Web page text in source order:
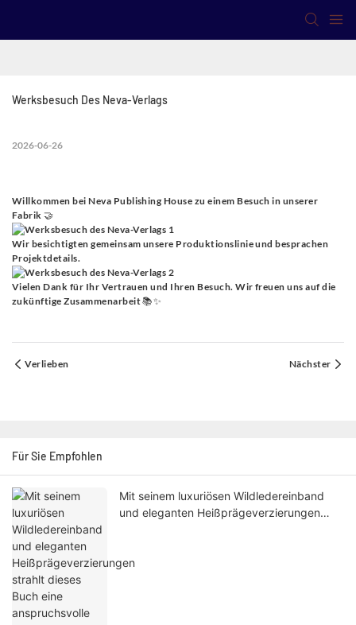
Werksbesuch Des Neva-Verlags
2026-06-26
Willkommen bei Neva Publishing House zu einem Besuch in unserer
Fabrik 🤝
Wir besichtigten gemeinsam unsere Produktionslinie und besprachen
Projektdetails.
Vielen Dank für Ihr Vertrauen und Ihren Besuch. Wir freuen uns auf die
zukünftige Zusammenarbeit 📚✨
Verlieben Nächster
Für Sie Empfohlen
Mit seinem luxuriösen Wildledereinband
und eleganten Heißprägeverzierungen